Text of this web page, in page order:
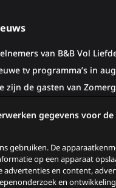
van B&B Vol
tv programma’s in
zijn de gasten van
gegevens voor
gebruiken. De
op een apparaat
advertenties en content,
en